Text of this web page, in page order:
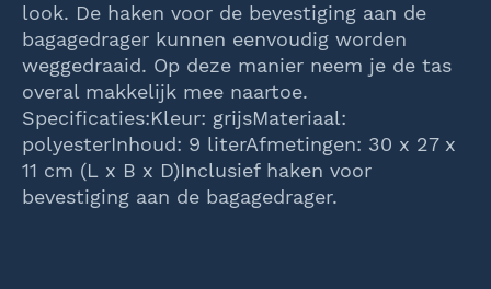
look. De haken voor de bevestiging aan de
bagagedrager kunnen eenvoudig worden
weggedraaid. Op deze manier neem je de tas
overal makkelijk mee naartoe.
Specificaties:Kleur: grijsMateriaal:
polyesterInhoud: 9 literAfmetingen: 30 x 27 x
11 cm (L x B x D)Inclusief haken voor
bevestiging aan de bagagedrager.